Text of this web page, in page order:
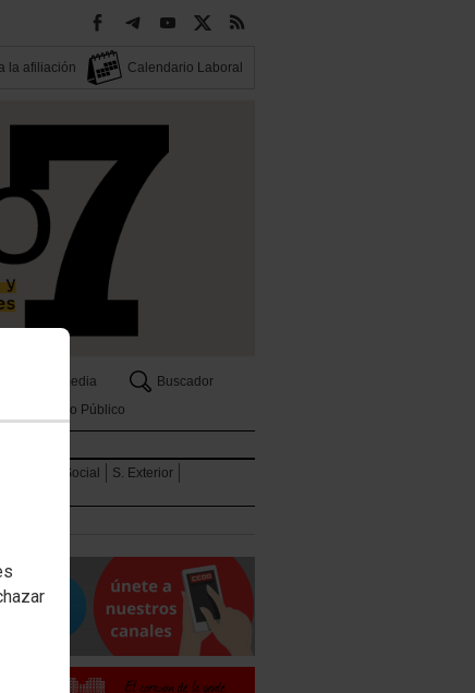
la afiliación Calendario Laboral
Multimedia
Buscador
Empleo Público
Seguridad Social
S. Exterior